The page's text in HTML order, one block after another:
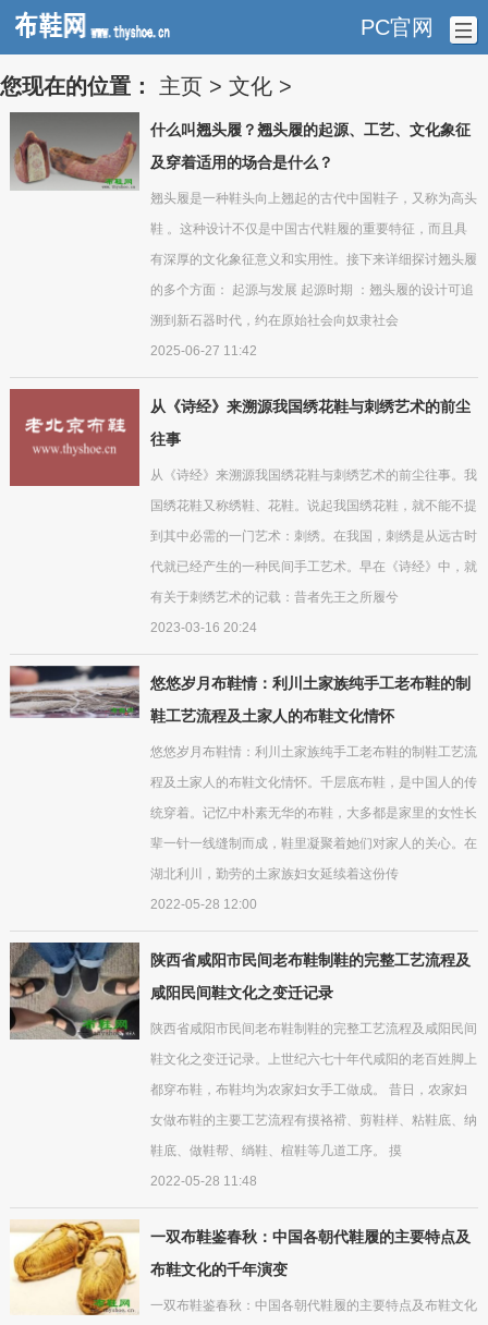
PC官网
您现在的位置： 主页 > 文化 >
什么叫翘头履？翘头履的起源、工艺、文化象征
及穿着适用的场合是什么？
翘头履是一种鞋头向上翘起的古代中国鞋子，又称为高头
鞋 。这种设计不仅是中国古代鞋履的重要特征，而且具
有深厚的文化象征意义和实用性。接下来详细探讨翘头履
的多个方面： 起源与发展 起源时期 ：翘头履的设计可追
溯到新石器时代，约在原始社会向奴隶社会
2025-06-27 11:42
从《诗经》来溯源我国绣花鞋与刺绣艺术的前尘
往事
从《诗经》来溯源我国绣花鞋与刺绣艺术的前尘往事。我
国绣花鞋又称绣鞋、花鞋。说起我国绣花鞋，就不能不提
到其中必需的一门艺术：刺绣。在我国，刺绣是从远古时
代就已经产生的一种民间手工艺术。早在《诗经》中，就
有关于刺绣艺术的记载：昔者先王之所履兮
2023-03-16 20:24
悠悠岁月布鞋情：利川土家族纯手工老布鞋的制
鞋工艺流程及土家人的布鞋文化情怀
悠悠岁月布鞋情：利川土家族纯手工老布鞋的制鞋工艺流
程及土家人的布鞋文化情怀。千层底布鞋，是中国人的传
统穿着。记忆中朴素无华的布鞋，大多都是家里的女性长
辈一针一线缝制而成，鞋里凝聚着她们对家人的关心。在
湖北利川，勤劳的土家族妇女延续着这份传
2022-05-28 12:00
陕西省咸阳市民间老布鞋制鞋的完整工艺流程及
咸阳民间鞋文化之变迁记录
陕西省咸阳市民间老布鞋制鞋的完整工艺流程及咸阳民间
鞋文化之变迁记录。上世纪六七十年代咸阳的老百姓脚上
都穿布鞋，布鞋均为农家妇女手工做成。 昔日，农家妇
女做布鞋的主要工艺流程有摸袼褙、剪鞋样、粘鞋底、纳
鞋底、做鞋帮、绱鞋、楦鞋等几道工序。 摸
2022-05-28 11:48
一双布鞋鉴春秋：中国各朝代鞋履的主要特点及
布鞋文化的千年演变
一双布鞋鉴春秋：中国各朝代鞋履的主要特点及布鞋文化